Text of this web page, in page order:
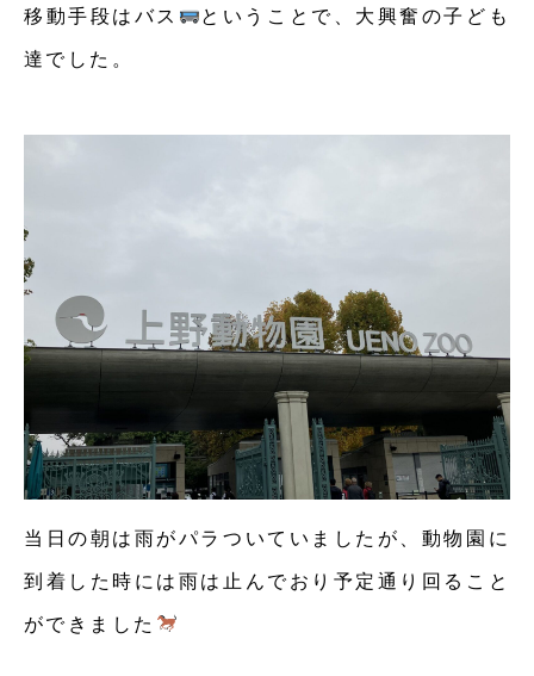
移動手段はバス ということで、大興奮の子ども
達でした。
当日の朝は雨がパラついていましたが、動物園に
到着した時には雨は止んでおり予定通り回ること
ができました